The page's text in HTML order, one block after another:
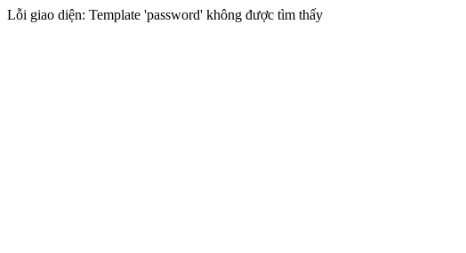
Lỗi giao diện: Template 'password' không được tìm thấy